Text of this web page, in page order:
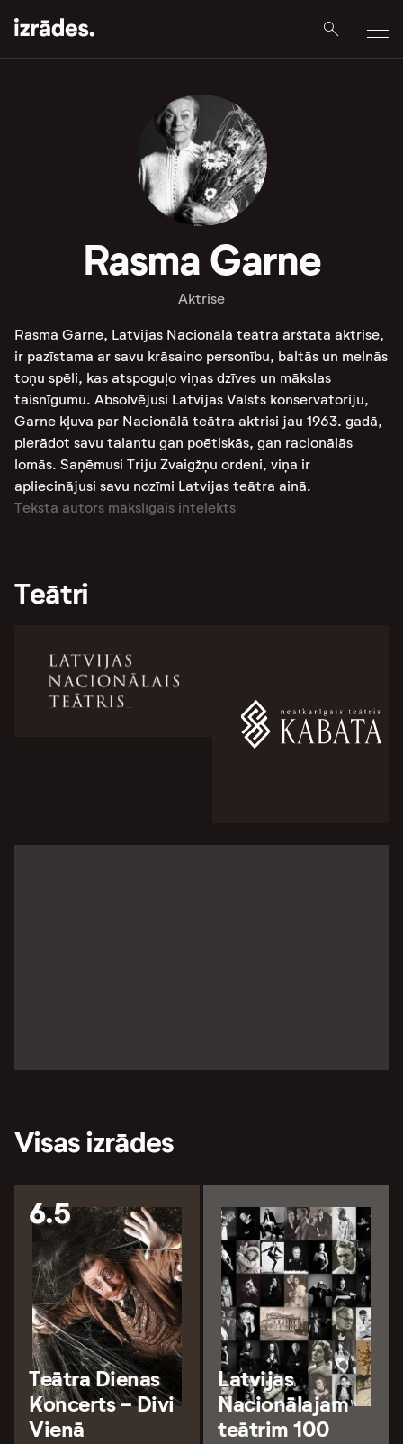
Rasma Garne
Aktrise
Rasma Garne, Latvijas Nacionālā teātra ārštata aktrise,
ir pazīstama ar savu krāsaino personību, baltās un melnās
toņu spēli, kas atspoguļo viņas dzīves un mākslas
taisnīgumu. Absolvējusi Latvijas Valsts konservatoriju,
Garne kļuva par Nacionālā teātra aktrisi jau 1963. gadā,
pierādot savu talantu gan poētiskās, gan racionālās
lomās. Saņēmusi Triju Zvaigžņu ordeni, viņa ir
apliecinājusi savu nozīmi Latvijas teātra ainā​​​​​​​​.
Teksta autors mākslīgais intelekts
Teātri
Visas izrādes
6.5
Teātra Dienas
Koncerts - Divi
Vienā
Latvijas
Nacionālajam
teātrim 100